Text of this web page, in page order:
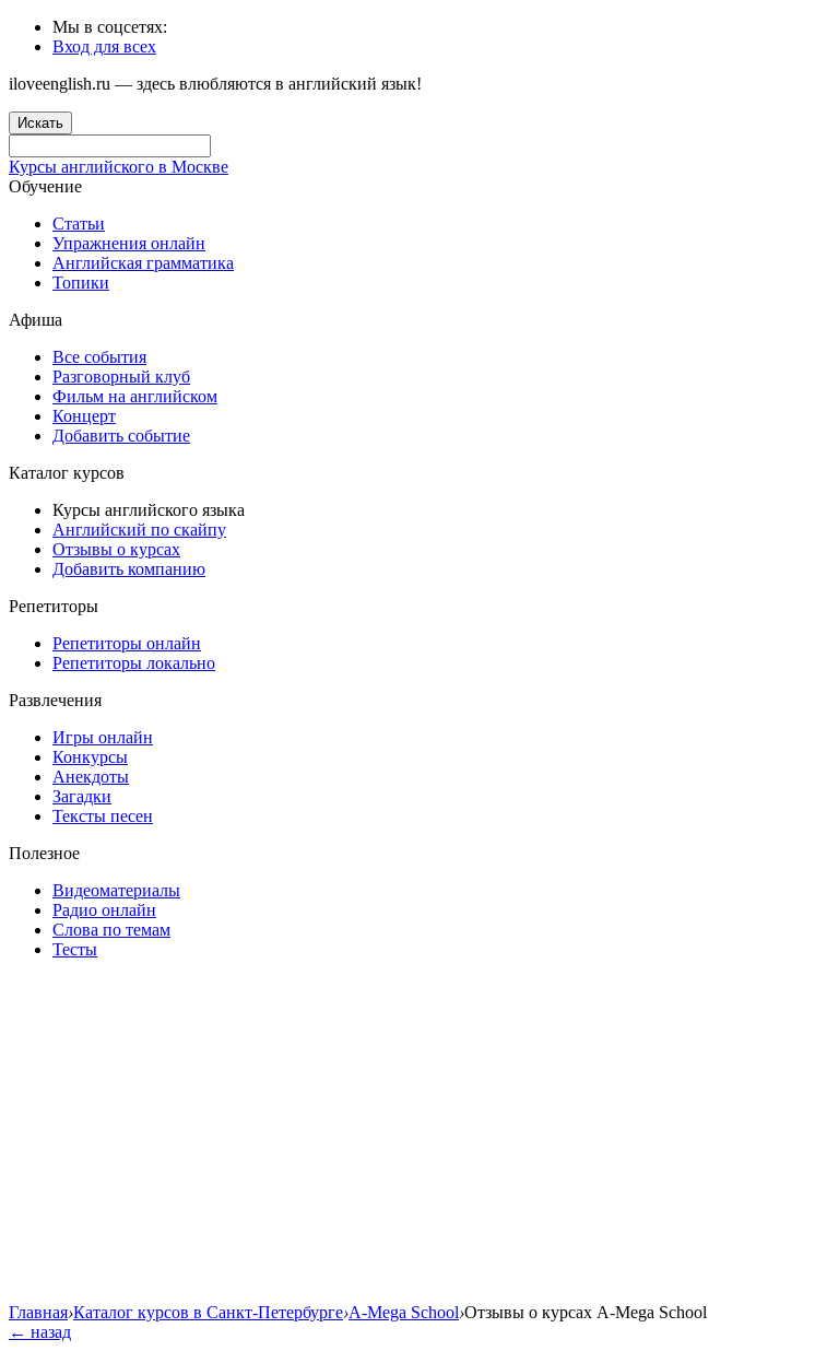
Мы в соцсетях:
Вход для всех
iloveenglish.ru — здесь влюбляются в английский язык!
Искать
Курсы английского в Москве
Обучение
Статьи
Упражнения онлайн
Английская грамматика
Топики
Афиша
Все события
Разговорный клуб
Фильм на английском
Концерт
Добавить событие
Каталог курсов
Курсы английского языка
Английский по скайпу
Отзывы о курсах
Добавить компанию
Репетиторы
Репетиторы онлайн
Репетиторы локально
Развлечения
Игры онлайн
Конкурсы
Анекдоты
Загадки
Тексты песен
Полезное
Видеоматериалы
Радио онлайн
Слова по темам
Тесты
Главная›Каталог курсов в Санкт-Петербурге›A-Mega School›Отзывы о курсах A-Mega School
← назад